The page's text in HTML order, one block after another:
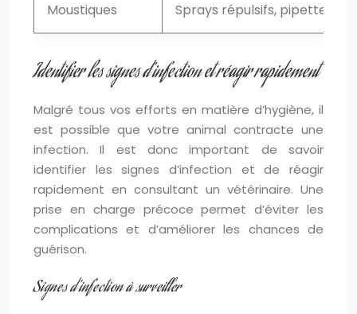
Moustiques Sprays répulsifs, pipettes
Identifier les signes d’infection et réagir rapidement
Malgré tous vos efforts en matière d’hygiène, il
est possible que votre animal contracte une
infection. Il est donc important de savoir
identifier les signes d’infection et de réagir
rapidement en consultant un vétérinaire. Une
prise en charge précoce permet d’éviter les
complications et d’améliorer les chances de
guérison.
Signes d’infection à surveiller